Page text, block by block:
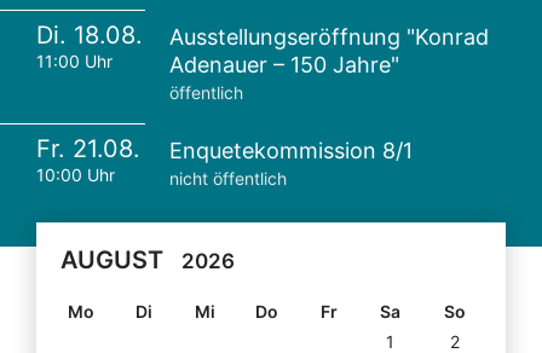
Di. 18.08.
11:00 Uhr
Ausstellungseröffnung "Konrad
Adenauer – 150 Jahre"
öffentlich
Fr. 21.08.
10:00 Uhr
Enquetekommission 8/1
nicht öffentlich
AUGUST 2026
Mo Di Mi Do Fr Sa
So
1
2